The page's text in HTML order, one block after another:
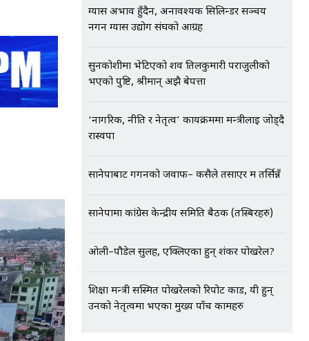
ग्यास अभाव हुँदैन, अनावश्यक सिलिन्डर सञ्चय
नगर्न ग्यास उद्योग संघको आग्रह
सुनकोशीमा भेटिएको शव तिलकुमारी पराजुलीको
भएको पुष्टि, श्रीमान् अझै बेपत्ता
‘नागरिक, नीति र नेतृत्व’ कार्यक्रममा मन्त्रीलाई जोड्दै
रास्वपा
सानेपाबाट गगनको जवाफ– कसैले तर्साएर म तर्सिन्नँ
सानेपामा कांग्रेस केन्द्रीय समिति बैठक (तस्बिरहरु)
ओली–पौडेल सुलह, एक्लिएका हुन् शंकर पोखरेल?
शिक्षा मन्त्री सस्मित पोखरेलको रिपोर्ट कार्ड, यी हुन्
उनको नेतृत्वमा भएका मुख्य पाँच कामहरु